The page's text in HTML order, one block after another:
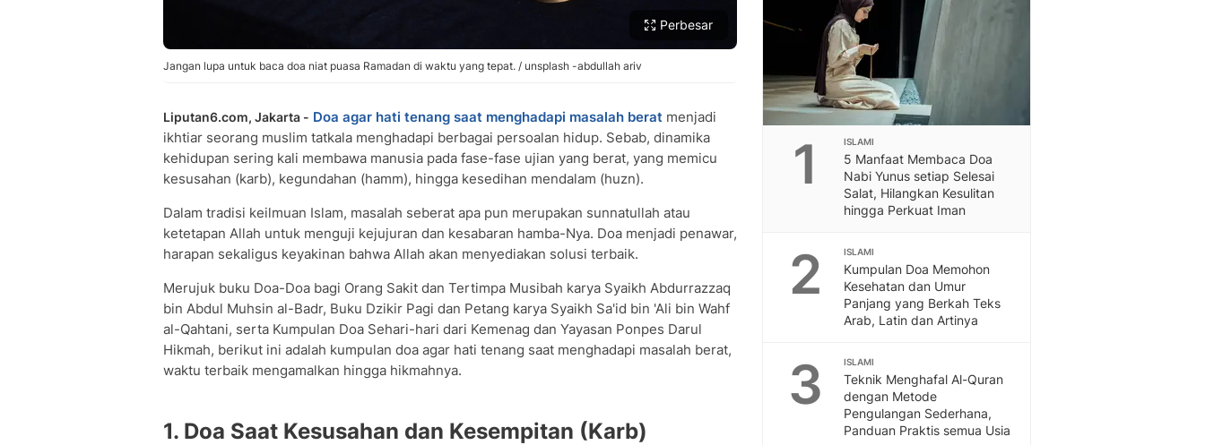
Perbesar
Jangan lupa untuk baca doa niat puasa Ramadan di waktu yang tepat. / unsplash -abdullah ariv
Liputan6.com, Jakarta - Doa agar hati tenang saat menghadapi masalah berat menjadi
ikhtiar seorang muslim tatkala menghadapi berbagai persoalan hidup. Sebab, dinamika
kehidupan sering kali membawa manusia pada fase-fase ujian yang berat, yang memicu
kesusahan (karb), kegundahan (hamm), hingga kesedihan mendalam (huzn).
Dalam tradisi keilmuan Islam, masalah seberat apa pun merupakan sunnatullah atau
ketetapan Allah untuk menguji kejujuran dan kesabaran hamba-Nya. Doa menjadi penawar,
harapan sekaligus keyakinan bahwa Allah akan menyediakan solusi terbaik.
Merujuk buku Doa-Doa bagi Orang Sakit dan Tertimpa Musibah karya Syaikh Abdurrazzaq
bin Abdul Muhsin al-Badr, Buku Dzikir Pagi dan Petang karya Syaikh Sa'id bin 'Ali bin Wahf
al-Qahtani, serta Kumpulan Doa Sehari-hari dari Kemenag dan Yayasan Ponpes Darul
Hikmah, berikut ini adalah kumpulan doa agar hati tenang saat menghadapi masalah berat,
waktu terbaik mengamalkan hingga hikmahnya.
1. Doa Saat Kesusahan dan Kesempitan (Karb)
1 ISLAMI
5 Manfaat Membaca Doa
Nabi Yunus setiap Selesai
Salat, Hilangkan Kesulitan
hingga Perkuat Iman
2 ISLAMI
Kumpulan Doa Memohon
Kesehatan dan Umur
Panjang yang Berkah Teks
Arab, Latin dan Artinya
3 ISLAMI
Teknik Menghafal Al-Quran
dengan Metode
Pengulangan Sederhana,
Panduan Praktis semua Usia